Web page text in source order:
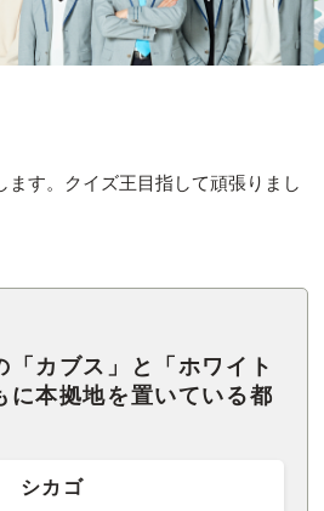
ます。クイズ王目指して頑張りまし
「カブス」と「ホワイト
に本拠地を置いている都
シカゴ